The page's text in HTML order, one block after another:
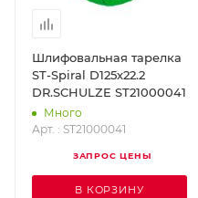
Шлифовальная тарелка
ST-Spiral D125х22.2
DR.SCHULZE ST21000041
Много
Арт. : ST21000041
ЗАПРОС ЦЕНЫ
В КОРЗИНУ